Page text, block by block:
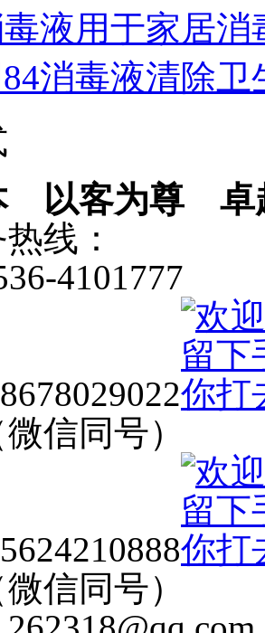
液用于家居消
消毒液清除卫
以客为尊 卓
线：
4101777
同号）
同号）